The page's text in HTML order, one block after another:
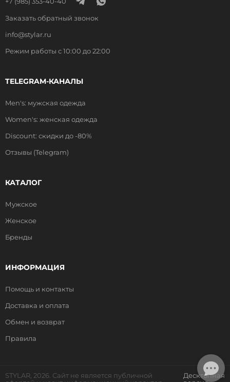
Заказать обратный звонок
info@stylar.ru
Режим работы с 10:00 до 22:00
TELEGRAM-КАНАЛЫ
Men's: мужская одежда
Women's: женская одежда
Discount: скидки до -80%
Отзывы (Telegram)
КАТАЛОГ
Мужское
Женское
Бренды
ИНФОРМАЦИЯ
Помощь и контакты
Доставка и оплата
Обмен и возврат
Правила
STYLAR, 2026. Сайт не является публичной
Десктопная